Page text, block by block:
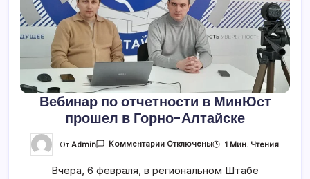
Вебинар по отчетности в МинЮст
прошел в Горно-Алтайске
ОтAdmin КомментарииК
По
Отключены 1 Мин. Чтения
Вчера, 6 февраля, в региональном Штабе